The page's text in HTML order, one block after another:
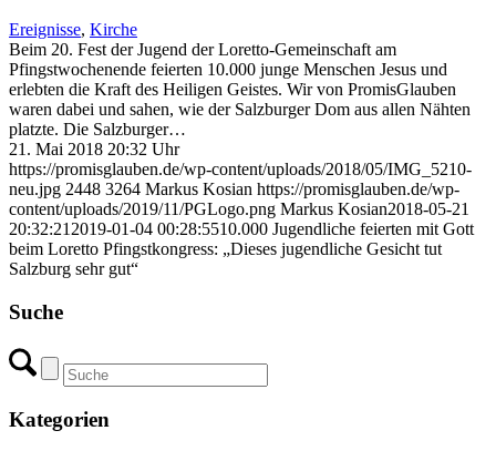
Ereignisse, Kirche
Beim 20. Fest der Jugend der Loretto-Gemeinschaft am
Pfingstwochenende feierten 10.000 junge Menschen Jesus und
erlebten die Kraft des Heiligen Geistes. Wir von PromisGlauben
waren dabei und sahen, wie der Salzburger Dom aus allen Nähten
platzte. Die Salzburger…
21. Mai 2018 20:32 Uhr
https://promisglauben.de/wp-content/uploads/2018/05/IMG_5210-
neu.jpg 2448 3264 Markus Kosian https://promisglauben.de/wp-
content/uploads/2019/11/PGLogo.png Markus Kosian2018-05-21
20:32:21 2019-01-04 00:28:5510.000 Jugendliche feierten mit Gott
beim Loretto Pfingstkongress: „Dieses jugendliche Gesicht tut
Salzburg sehr gut“
Suche
Kategorien